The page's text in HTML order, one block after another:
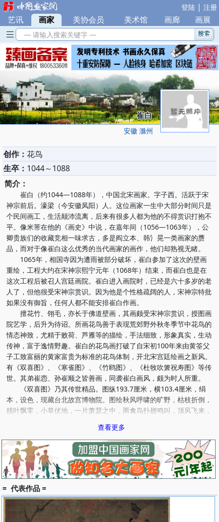
登陆 | 注册
艺讯 | 画家 美协会员 美术馆 画廊 画展
— 请输入搜索关键字 —
崔白
安徽 滁州
创作： 花鸟
生卒： 1044～1088
简介：
崔白（约1044—1088年），中国北宋画家。字子西。活跃于宋
神宗前后。濠梁（今安徽凤阳）人。这位画家一生中大部分时间只是
个民间画工，生活颠沛流离，后来有很多人都为他的不得赏识打抱不
平。像米芾在他的《画史》中说，在嘉年间（1056—1063年），公
卿贵族们的收藏竞相一味求古，多是阎立本、韩氵晃一类画家的赝
品，而对于像崔白这么优秀的当代画家的画作，他们却熟视无睹。
1065年，相国寺因为遭雨被部分破坏，崔白参加了这次的壁画
重绘，工程大约在宋神宗熙宁元年（1068年）结束，而崔白也是在
这次工程后被召人宫廷画院。崔白进入画院时，已经是六十多岁的老
人了，但他很受宋神宗赏识。因为他是个性格疏阔的人，宋神宗特批
如果没有御旨，任何人都不能安排崔白作画。
擅花竹、翎毛，亦长于佛道壁画，其画颇受宋神宗赏识，授图画
院艺学，后升为待诏。所画花鸟善于表现荒郊野外秋冬季节中花鸟的
情态神致，尤精于败荷、芦雁等的描绘，手法细致，形象真实，生动
传神，富于逸情野趣。崔白的花鸟画打破了自宋初100年来由黄筌父
子工致富丽的黄家富贵为标准的花鸟体制，开北宋宫廷绘画之新风。
有《双喜图》、《寒雀图》、《竹鸥图》、《杜牧吹箫祝寿图》等传
世。其弟崔悫、孙崔顺之皆善画，同袭崔白画风，颇为时人所重。
《双喜图》乃其传世精品。图纵193.7厘米，横103.4厘米，绢
本，设色，现藏台北故宫博物院。图绘秋风呼啸的旷野，枯枝折倒，
残叶飘零，小草伏地，一片萧瑟之中，两禽鸟扑翅鸣叫，顶风飞来，
正回头向它们张望。不知双禽的鸣叫不安，是因为褐兔的出现惊扰了
它们，还是凛冽的寒风，警示了冬的来临，它们在向褐兔传递这冬的
信息？ 场景萧瑟寒凝，却是自然界寻常生命景象的再现，体现出画
家对生活观察的细致，令观者回味无穷。
在绘画手法上却颇具新意：工、写结合，枝叶双勾，甚至连细草
也双勾，但禽与兔则勾、点、染结合，褐兔皮毛以笔尖簇点，层层积
染，而禽鸟的羽毛则填染白粉，皮毛的质感强烈。土坡以干笔淡墨粗
勾几笔，然后略加皴擦，只在局部加以密集的皴笔，却也将秋天旷野
的落寞突现出来。飞鸟与褐兔的上下呼应，将疾风中零乱的一切涵
查看更多
= 代表作品 =